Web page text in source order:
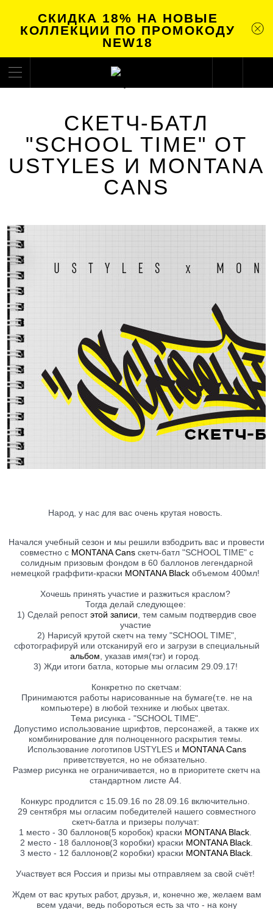
СКИДКА 18% НА НОВЫЕ
КОЛЛЕКЦИИ ПО ПРОМОКОДУ
NEW18
СКЕТЧ-БАТЛ
"SCHOOL TIME" ОТ
USTYLES И MONTANA
CANS
Народ, у нас для вас очень крутая новость.
Начался учебный сезон и мы решили взбодрить вас и провести
совместно с MONTANA Cansскетч-батл "SCHOOL TIME" с
солидным призовым фондом в 60 баллонов легендарной
немецкой граффити-краски MONTANA Black объемом 400мл!
Хочешь принять участие и разжиться краслом?
Тогда делай следующее:
1) Сделай репостэтой записи , тем самым подтвердив свое
участие
2) Нарисуй крутой скетч на тему "SCHOOL TIME",
сфотографируй или отсканируй его и загрузи в специальный
альбом , указав имя(тэг) и город.
3) Жди итоги батла, которые мы огласим 29.09.17!
Конкретно по скетчам:
Принимаются работы нарисованные на бумаге(т.е. не на
компьютере) в любой технике и любых цветах.
Тема рисунка - "SCHOOL TIME".
Допустимо использование шрифтов, персонажей, а также их
комбинирование для полноценного раскрытия темы.
Использование логотипов USTYLES и MONTANA Cans
приветствуется, но не обязательно.
Размер рисунка не ограничивается, но в приоритете скетч на
стандартном листе А4.
Конкурс продлится с 15.09.16 по 28.09.16 включительно.
29 сентября мы огласим победителей нашего совместного
скетч-батла и призеры получат:
1 место - 30 баллонов(5 коробок) краски MONTANA Black
2 место - 18 баллонов(3 коробки) краски MONTANA Black
3 место - 12 баллонов(2 коробки) краски MONTANA Black
Участвует вся Россия и призы мы отправляем за свой счёт!
Ждем от вас крутых работ, друзья, и, конечно же, желаем вам
всем удачи, ведь побороться есть за что - на кону